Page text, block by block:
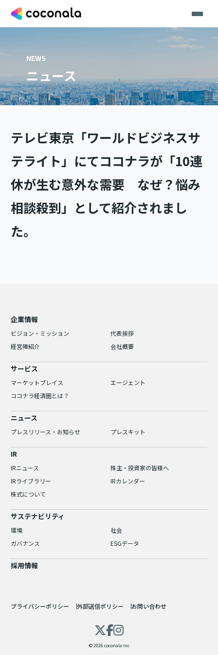
NEWS
ニュース
テレビ東京「ワールドビジネスサ
テライト」にてココナラが「10連
休が生む意外な需要 なぜ？悩み
相談殺到」として紹介されまし
た。
企業情報
ビジョン・ミッション
代表挨拶
経営陣紹介
会社概要
サービス
マーケットプレイス
エージェント
ココナラ経済圏とは？
ニュース
プレスリリース・お知らせ プレスキット
IR
IRニュース
株主・投資家の皆様へ
IRライブラリー
IRカレンダー
株式について
サステナビリティ
環境
社会
ガバナンス
ESGデータ
採用情報
プライバシーポリシー 外部送信ポリシー お問い合わせ
© 2026 coconala Inc